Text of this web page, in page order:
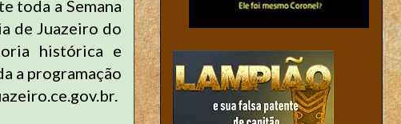
toda a Semana
de Juazeiro do
histórica e
a programação